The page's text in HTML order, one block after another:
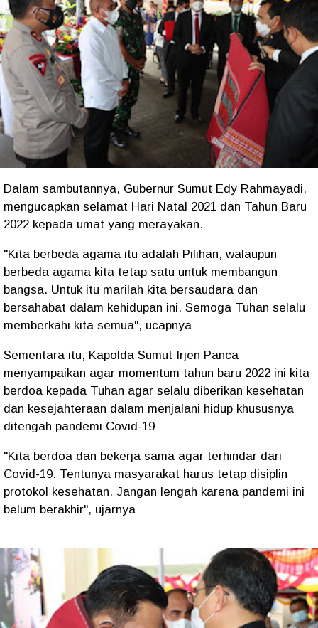
Dalam sambutannya, Gubernur Sumut Edy Rahmayadi,
mengucapkan selamat Hari Natal 2021 dan Tahun Baru
2022 kepada umat yang merayakan.
"Kita berbeda agama itu adalah Pilihan, walaupun
berbeda agama kita tetap satu untuk membangun
bangsa. Untuk itu marilah kita bersaudara dan
bersahabat dalam kehidupan ini. Semoga Tuhan selalu
memberkahi kita semua", ucapnya
Sementara itu, Kapolda Sumut Irjen Panca
menyampaikan agar momentum tahun baru 2022 ini kita
berdoa kepada Tuhan agar selalu diberikan kesehatan
dan kesejahteraan dalam menjalani hidup khususnya
ditengah pandemi Covid-19
"Kita berdoa dan bekerja sama agar terhindar dari
Covid-19. Tentunya masyarakat harus tetap disiplin
protokol kesehatan. Jangan lengah karena pandemi ini
belum berakhir", ujarnya